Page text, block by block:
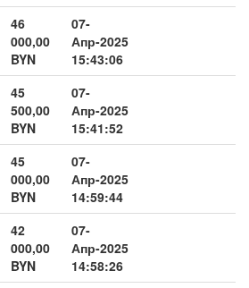
46
000,00
BYN
07-
Апр-2025
15:43:06
45
500,00
BYN
07-
Апр-2025
15:41:52
45
000,00
BYN
07-
Апр-2025
14:59:44
42
000,00
BYN
07-
Апр-2025
14:58:26